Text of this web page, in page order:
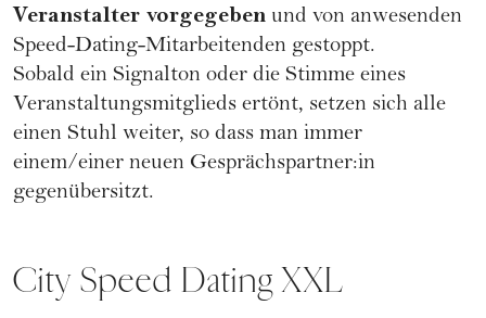
Veranstalter vorgegeben und von anwesenden
Speed-Dating-Mitarbeitenden gestoppt.
Sobald ein Signalton oder die Stimme eines
Veranstaltungsmitglieds ertönt, setzen sich alle
einen Stuhl weiter, so dass man immer
einem/einer neuen Gesprächspartner:in
gegenübersitzt.
City Speed Dating XXL